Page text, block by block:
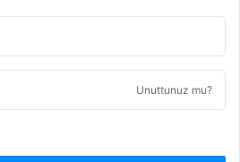
Unuttunuz mu?